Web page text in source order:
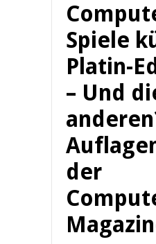
Spiele
Platin-
– Und
der